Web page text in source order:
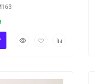
БыстрыйДобавитьДобавить